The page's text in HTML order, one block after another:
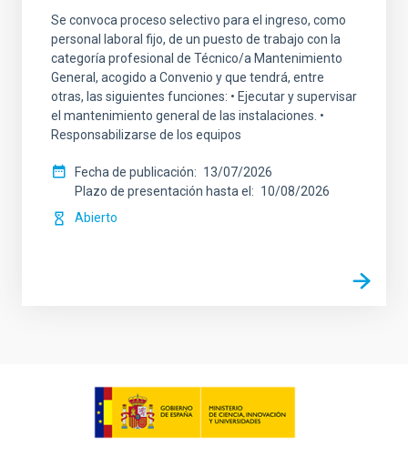
Se convoca proceso selectivo para el ingreso, como
personal laboral fijo, de un puesto de trabajo con la
categoría profesional de Técnico/a Mantenimiento
General, acogido a Convenio y que tendrá, entre
otras, las siguientes funciones: • Ejecutar y supervisar
el mantenimiento general de las instalaciones. •
Responsabilizarse de los equipos
Fecha de publicación
13/07/2026
Plazo de presentación hasta el
10/08/2026
Abierto